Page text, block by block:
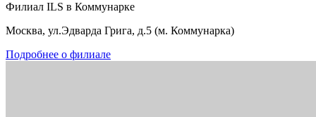
Филиал ILS в Коммунарке
Москва, ул.Эдварда Грига, д.5 (м. Коммунарка)
Подробнее о филиале